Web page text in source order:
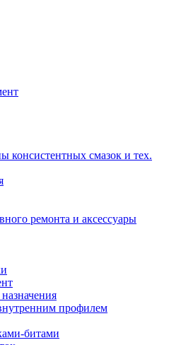
консистентных смазок и тех.
ремонта и аксессуары
профилем
битами